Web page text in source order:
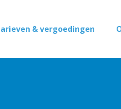
& vergoedingen